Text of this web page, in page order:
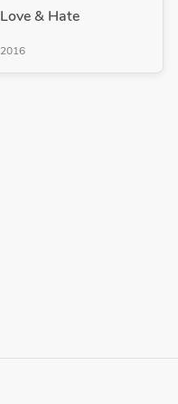
Love & Hate
2016